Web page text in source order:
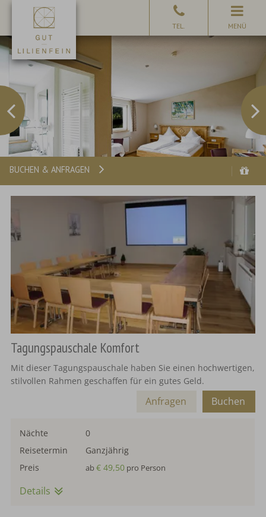
MENÜ
BUCHEN & ANFRAGEN
Tagungspauschale Komfort
Mit dieser Tagungspauschale haben Sie einen hochwertigen,
stilvollen Rahmen geschaffen für ein gutes Geld.
Buchen
Anfragen
Nächte
0
Reisetermin
Ganzjährig
Preis
ab€ 49,50 pro Person
Details